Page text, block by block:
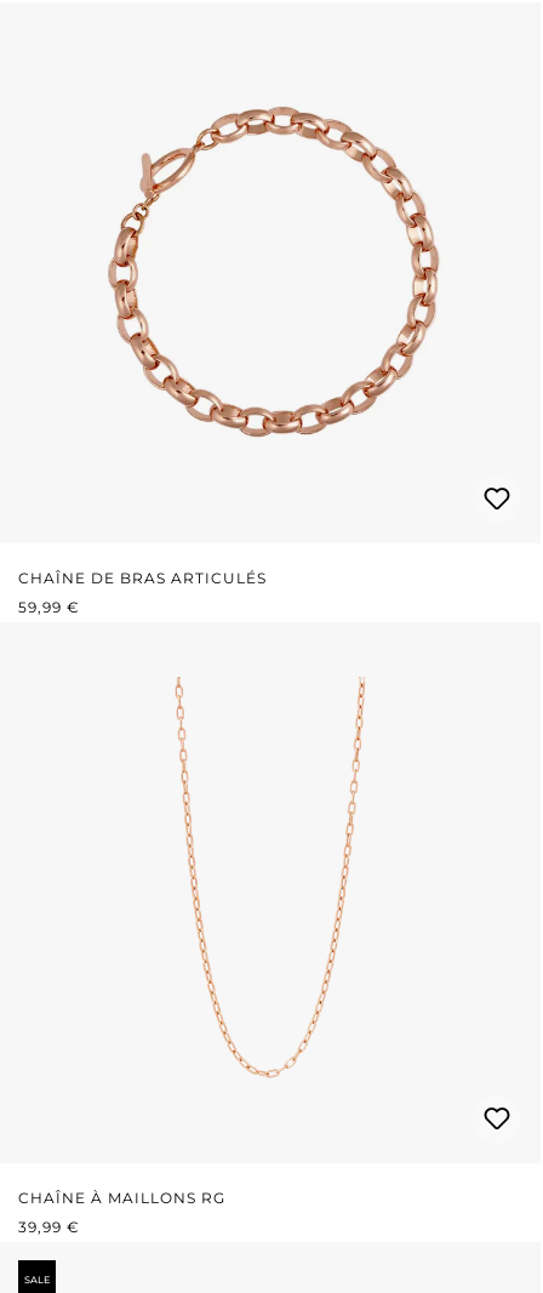
CHAÎNE DE BRAS ARTICULÉS
PRIX RÉGULIER :
59,99 €
CHAÎNE À MAILLONS RG
PRIX RÉGULIER :
39,99 €
SALE